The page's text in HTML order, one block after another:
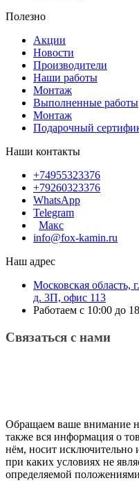
Полезно
Акции
Новости
Производители
Наши работы
Монтаж
Выполненные работы
Монтаж
Подарочный
Наши контакты
+74955323376
+79260323376
WhatsApp
Telegram
Макс
info@fox-kamin.ru
Наш адрес
Московская область,
д. 3П, офис 113
Работаем с 10:00 до
Связаться с нами
Обращаем ваше внимание
также вся информация о
нём, носит
при каких условиях не
определяемой